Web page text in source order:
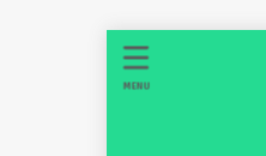
MENU